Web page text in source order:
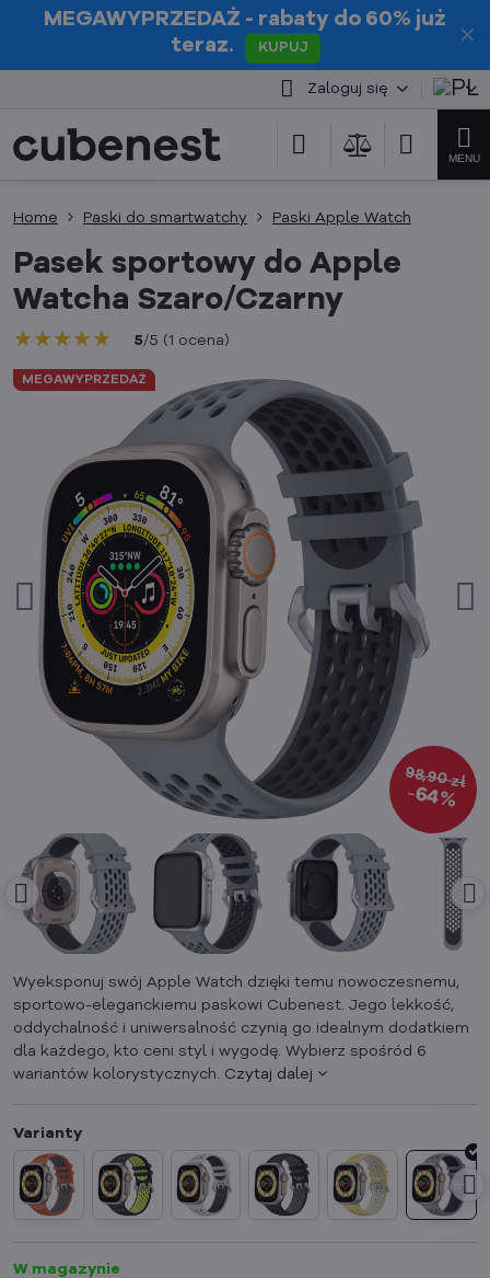
✕
MEGAWYPRZEDAŻ - rabaty do 60% już
teraz.
KUPUJ
Zaloguj się
MEGAWYPRZEDAŻ
98,90 zł
64%
Home Paski do smartwatchy Paski Apple Watch
Pasek sportowy do Apple
Watcha Szaro/Czarny
★★★★★
★★★★★
★★★★★ 5/5 (1 ocena)
Wyeksponuj swój Apple Watch dzięki temu nowoczesnemu,
sportowo-eleganckiemu paskowi Cubenest. Jego lekkość,
oddychalność i uniwersalność czynią go idealnym dodatkiem
dla każdego, kto ceni styl i wygodę. Wybierz spośród 6
wariantów kolorystycznych. Czytaj dalej
W magazynie